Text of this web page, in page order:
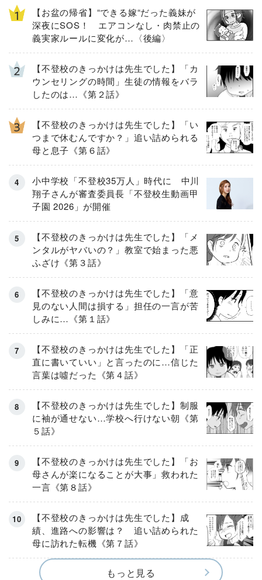
【お盆の帰省】“できる嫁“だった義妹が
深夜にSOS！ エアコンなし・肉禁止の
義実家ルールに変化が…〈後編〉
【不登校のきっかけは先生でした】「カ
ウンセリングの時間」生徒の情報をバラ
したのは…《第２話》
【不登校のきっかけは先生でした】「い
つまで休むんですか？」追い詰められる
母と息子《第６話》
小中学校「不登校35万人」時代に 中川
翔子さんが審査委員長「不登校生動画甲
子園 2026」が開催
【不登校のきっかけは先生でした】「メ
ンタルがヤバいの？」教室で始まった悪
ふざけ《第３話》
【不登校のきっかけは先生でした】「意
見のない人間は損する」担任の一言が苦
しみに…《第１話》
【不登校のきっかけは先生でした】「正
直に書いていい」と言ったのに…信じた
言葉は噓だった《第４話》
【不登校のきっかけは先生でした】制服
に袖が通せない…学校へ行けない朝《第
５話》
【不登校のきっかけは先生でした】「お
母さんが楽になることが大事」救われた
一言《第８話》
【不登校のきっかけは先生でした】成
績、進路への影響は？ 追い詰められた
母に訪れた転機《第７話》
もっと見る